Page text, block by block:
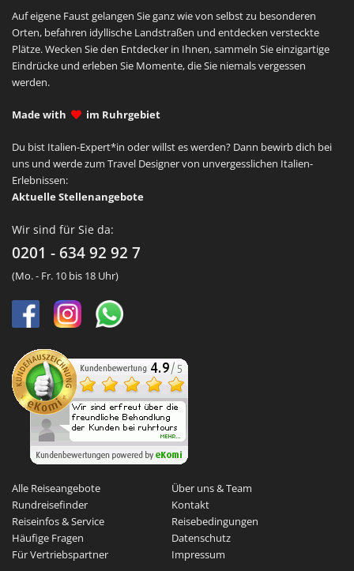
Auf eigene Faust gelangen Sie ganz wie von selbst zu besonderen
Orten, befahren idyllische Landstraßen und entdecken versteckte
Plätze. Wecken Sie den Entdecker in Ihnen, sammeln Sie einzigartige
Eindrücke und erleben Sie Momente, die Sie niemals vergessen
werden.
Made with im Ruhrgebiet
Du bist Italien-Expert*in oder willst es werden? Dann bewirb dich bei
uns und werde zum Travel Designer von unvergesslichen Italien-
Erlebnissen:
Aktuelle Stellenangebote
Wir sind für Sie da:
0201 - 634 92 92 7
(Mo. - Fr. 10 bis 18 Uhr)
Alle Reiseangebote
Rundreisefinder
Reiseinfos & Service
Häufige Fragen
Für Vertriebspartner
Über uns & Team
Kontakt
Reisebedingungen
Datenschutz
Impressum